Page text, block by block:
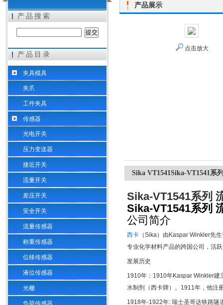
希而科工业控制设备（上海）有限公司
产品搜索
产品目录
夹具模具
夹爪
工件夹具
传感器
光电开关
压力变送器
接近开关
流量开关
差压开关
安全开关
流量传感器
称重传感器
位移传感器
液位传感器
光栅
负荷传感器
产品展示
点击放大
Sika VT1541Sika-VT1541系
Sika-VT1541系列
Sika-VT1541系列
公司简介
西卡 （Sika）由 Kaspar Winkler先
专业化学材料产品的跨国公司，活
发展历史
1910年： 1910年Kaspar Winkler建
水制剂（西卡牌）。 1911年，他注
1918年-1922年: 瑞士圣哥达铁路隧